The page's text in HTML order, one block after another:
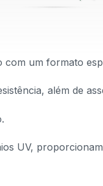
um formato
além de
UV,